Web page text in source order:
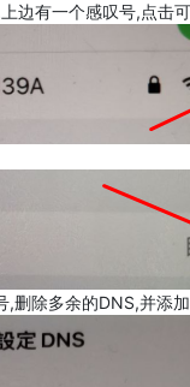
边有一个感叹号,点击
,删除多余的DNS,并添